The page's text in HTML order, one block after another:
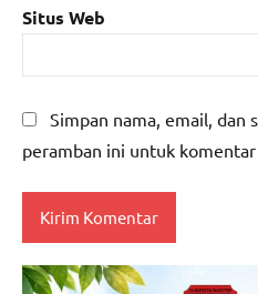
Situs Web
Simpan nama, email, dan
peramban ini untuk